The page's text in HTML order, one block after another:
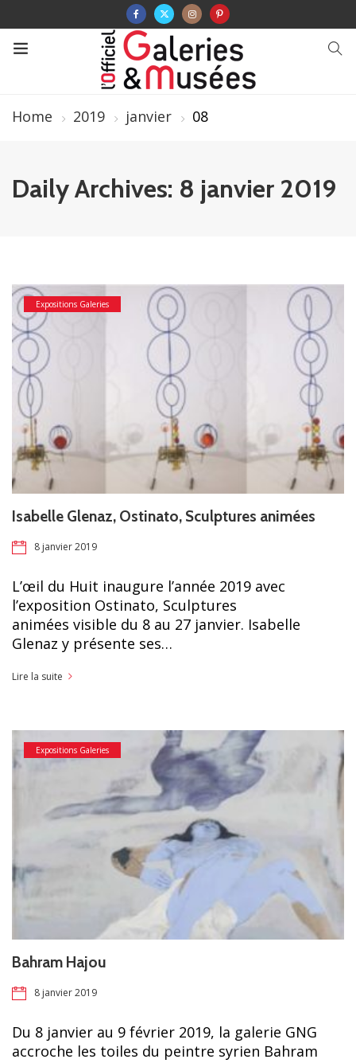
Home 2019 janvier 08
Daily Archives: 8 janvier 2019
Expositions Galeries
Isabelle Glenaz, Ostinato, Sculptures animées
8 janvier 2019
L’œil du Huit inaugure l’année 2019 avec
l’exposition Ostinato, Sculptures
animées visible du 8 au 27 janvier. Isabelle
Glenaz y présente ses…
Lire la suite
Expositions Galeries
Bahram Hajou
8 janvier 2019
Du 8 janvier au 9 février 2019, la galerie GNG
accroche les toiles du peintre syrien Bahram